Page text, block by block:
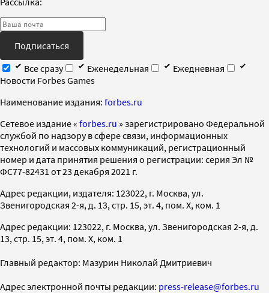
Подписаться
Все сразу
Еженедельная
Ежедневная
Новости Forbes Games
Наименование издания: forbes.ru
Cетевое издание « forbes.ru » зарегистрировано Федеральной
службой по надзору в сфере связи, информационных
технологий и массовых коммуникаций, регистрационный
номер и дата принятия решения о регистрации: серия Эл №
ФС77-82431 от 23 декабря 2021 г.
Адрес редакции, издателя: 123022, г. Москва, ул.
Звенигородская 2-я, д. 13, стр. 15, эт. 4, пом. X, ком. 1
Адрес редакции: 123022, г. Москва, ул. Звенигородская 2-я, д.
13, стр. 15, эт. 4, пом. X, ком. 1
Главный редактор: Мазурин Николай Дмитриевич
Адрес электронной почты редакции: press-release@forbes.ru